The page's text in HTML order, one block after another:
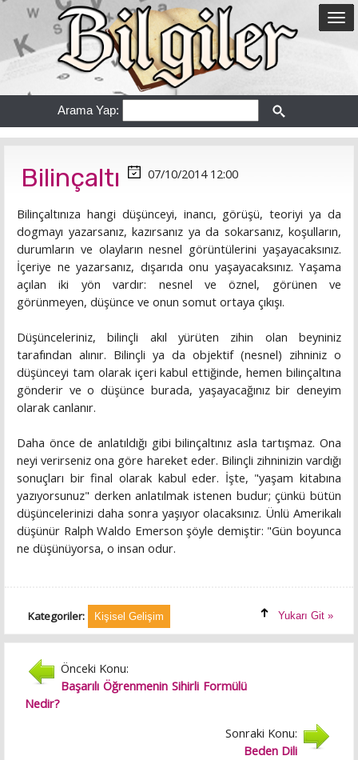
Arama Yap:
Bilinçaltı 07/10/2014 12:00
Bilinçaltınıza hangi düşünceyi, inancı, görüşü, teoriyi ya da
dogmayı yazarsanız, kazırsanız ya da sokarsanız, koşulların,
durumların ve olayların nesnel görüntülerini yaşayacaksınız.
İçeriye ne yazarsanız, dışarıda onu yaşayacaksınız. Yaşama
açılan iki yön vardır: nesnel ve öznel, görünen ve
görünmeyen, düşünce ve onun somut ortaya çıkışı.
Düşünceleriniz, bilinçli akıl yürüten zihin olan beyniniz
tarafından alınır. Bilinçli ya da objektif (nesnel) zihniniz o
düşünceyi tam olarak içeri kabul ettiğinde, hemen bilinçaltına
gönderir ve o düşünce burada, yaşayacağınız bir deneyim
olarak canlanır.
Daha önce de anlatıldığı gibi bilinçaltınız asla tartışmaz. Ona
neyi verirseniz ona göre hareket eder. Bilinçli zihninizin vardığı
sonuçları bir final olarak kabul eder. İşte, "yaşam kitabına
yazıyorsunuz" derken anlatılmak istenen budur; çünkü bütün
düşüncelerinizi daha sonra yaşıyor olacaksınız. Ünlü Amerikalı
düşünür Ralph Waldo Emerson şöyle demiştir: "Gün boyunca
ne düşünüyorsa, o insan odur.
Kategoriler: Kişisel Gelişim Yukarı Git »
Önceki Konu:
Başarılı Öğrenmenin Sihirli Formülü
Nedir?
Sonraki Konu:
Beden Dili